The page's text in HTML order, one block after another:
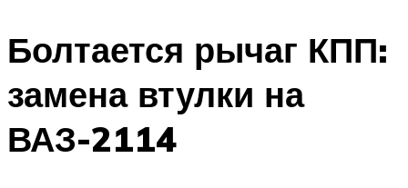
Болтается рычаг КПП:
замена втулки на
ВАЗ-2114